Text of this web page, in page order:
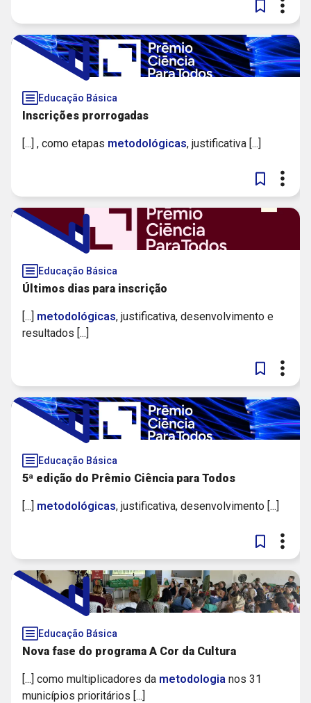
Educação Básica
Inscrições prorrogadas
[...] , como etapas metodológicas, justificativa [...]
Educação Básica
Últimos dias para inscrição
[...] metodológicas, justificativa, desenvolvimento e
resultados [...]
Educação Básica
5ª edição do Prêmio Ciência para Todos
[...] metodológicas, justificativa, desenvolvimento [...]
Educação Básica
Nova fase do programa A Cor da Cultura
[...] como multiplicadores da metodologia nos 31
municípios prioritários [...]